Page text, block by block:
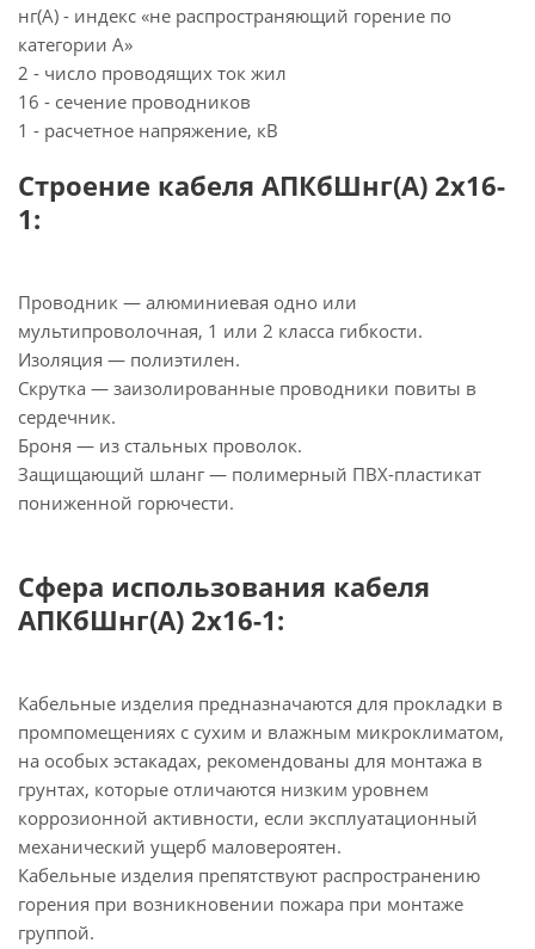
нг(А) - индекс «не распространяющий горение по
категории А»
2 - число проводящих ток жил
16 - сечение проводников
1 - расчетное напряжение, кВ
Строение кабеля АПКбШнг(А) 2х16-
1:
Проводник — алюминиевая одно или
мультипроволочная, 1 или 2 класса гибкости.
Изоляция — полиэтилен.
Скрутка — заизолированные проводники повиты в
сердечник.
Броня — из стальных проволок.
Защищающий шланг — полимерный ПВХ-пластикат
пониженной горючести.
Сфера использования кабеля
АПКбШнг(А) 2х16-1:
Кабельные изделия предназначаются для прокладки в
промпомещениях с сухим и влажным микроклиматом,
на особых эстакадах, рекомендованы для монтажа в
грунтах, которые отличаются низким уровнем
коррозионной активности, если эксплуатационный
механический ущерб маловероятен.
Кабельные изделия препятствуют распространению
горения при возникновении пожара при монтаже
группой.